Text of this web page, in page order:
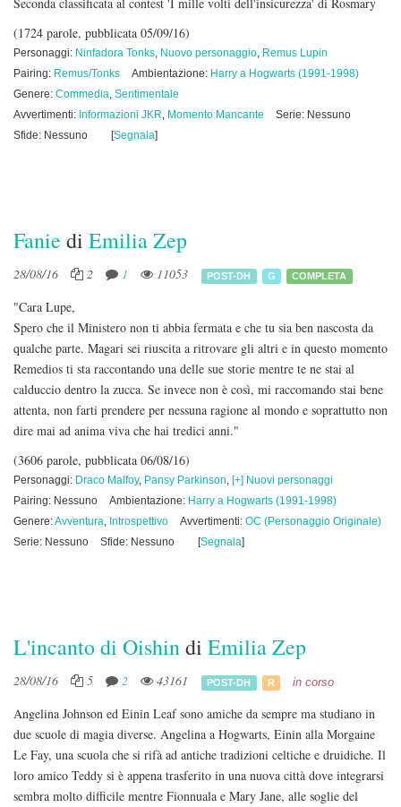
(1724 parole, pubblicata 05/09/16)
Personaggi: Ninfadora Tonks, Nuovo personaggio, Remus Lupin
Pairing: Remus/Tonks Ambientazione: Harry a Hogwarts (1991-1998)
Genere: Commedia, Sentimentale
Avvertimenti: Informazioni JKR, Momento Mancante
Serie: Nessuno
Sfide: Nessuno
[Segnala]
Fanie di Emilia Zep
28/08/16 2 1 11053 POST-DH G COMPLETA
"Cara Lupe,
Spero che il Ministero non ti abbia fermata e che tu sia ben nascosta da
qualche parte. Magari sei riuscita a ritrovare gli altri e in questo momento
Remedios ti sta raccontando una delle sue storie mentre te ne stai al
calduccio dentro la zucca. Se invece non è così, mi raccomando stai bene
attenta, non farti prendere per nessuna ragione al mondo e soprattutto non
dire mai ad anima viva che hai tredici anni."
(3606 parole, pubblicata 06/08/16)
Personaggi: Draco Malfoy, Pansy Parkinson, [+] Nuovi personaggi
Pairing: Nessuno
Ambientazione: Harry a Hogwarts (1991-1998)
Genere:Avventura, Introspettivo Avvertimenti: OC (Personaggio Originale)
Serie: Nessuno
Sfide: Nessuno [Segnala]
L'incanto di Oishindi Emilia Zep
28/08/16 5 2 43161 POST-DH R in corso
Angelina Johnson ed Einin Leaf sono amiche da sempre ma studiano in
due scuole di magia diverse. Angelina a Hogwarts, Einin alla Morgaine
Le Fay, una scuola che si rifà ad antiche tradizioni celtiche e druidiche. Il
loro amico Teddy si è appena trasferito in una nuova città dove integrarsi
sembra molto difficile mentre Fionnuala e Mary Jane, alle soglie del